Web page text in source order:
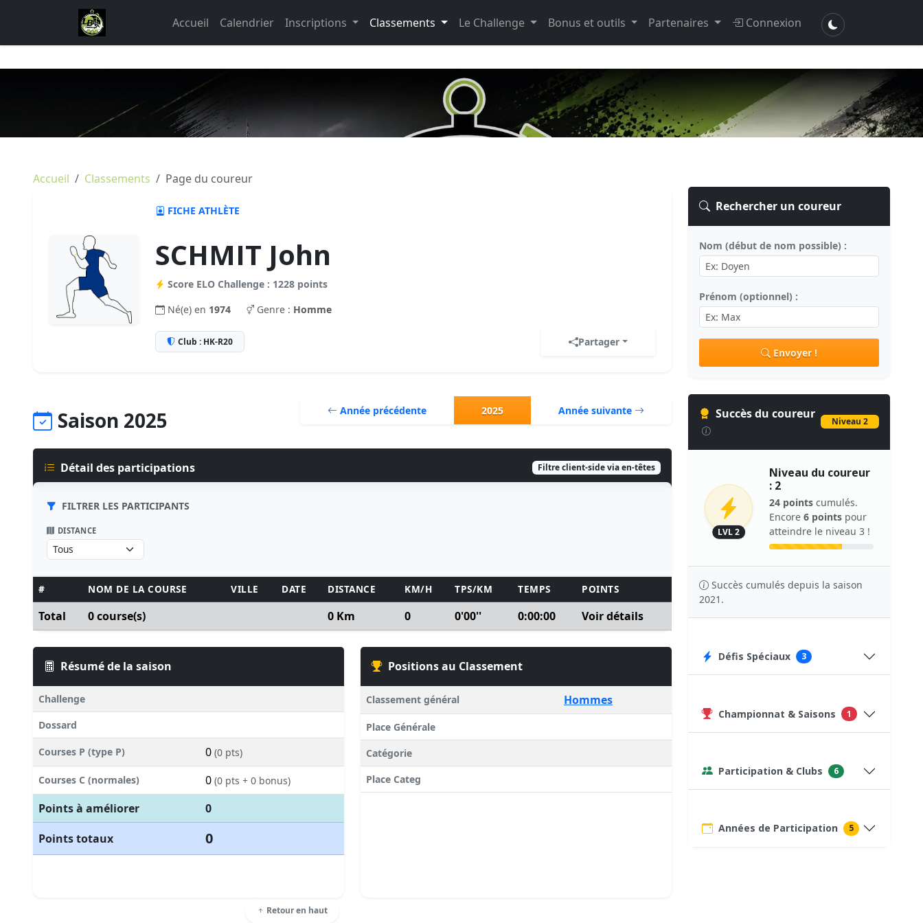
Accueil Calendrier Inscriptions Classements Le Challenge Bonus et outils Partenaires Connexion
Accueil Classements Page du coureur
FICHE ATHLÈTE
SCHMIT John
Score ELO Challenge : 1228 points
Né(e) en 1974 Genre : Homme
Club : HK-R20 Partager
Saison 2025 Année précédente 2025 Année suivante
Détail des participations Filtre client-side via en-têtes
FILTRER LES PARTICIPANTS
DISTANCE
# NOM DE LA COURSE VILLE DATE DISTANCE KM/H TPS/KM TEMPS POINTS
Total 0 course(s) 0 Km 0 0'00'' 0:00:00 Voir détails
Résumé de la saison
Challenge
Dossard
Courses P (type P) 0 (0 pts)
Courses C (normales) 0 (0 pts + 0 bonus)
Points à améliorer
0
Points totaux
0
Retour en haut
Positions au Classement
Classement général Hommes
Place Générale
Catégorie
Place Categ
Rechercher un coureur
Nom (début de nom possible) :
Prénom (optionnel) :
Envoyer !
Succès du coureur
Niveau 2
LVL 2
Niveau du coureur
: 2
24 points cumulés.
Encore 6 points pour
atteindre le niveau 3 !
Succès cumulés depuis la saison
2021.
Défis Spéciaux 3
Championnat & Saisons 1
Participation & Clubs 6
Années de Participation 5